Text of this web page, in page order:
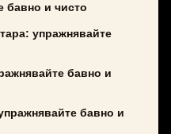
бавно и чисто
упражнявайте
бавно и
бавно и